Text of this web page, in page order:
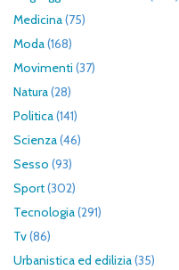
Medicina(75)
Moda(168)
Movimenti (37)
Natura(28)
Politica(141)
Scienza(46)
Sesso (93)
Sport(302)
Tecnologia(291)
Tv(86)
Urbanistica ed edilizia(35)